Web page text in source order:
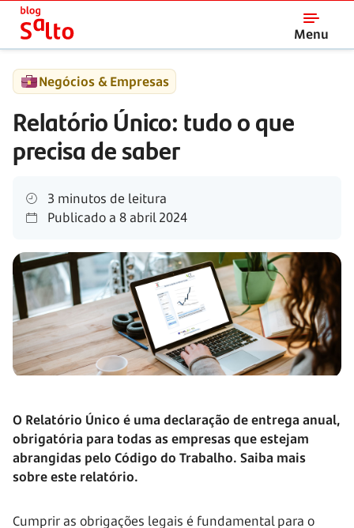
Menu
Salto
Negócios & Empresas
Relatório Único: tudo o que
precisa de saber
3 minutos de leitura
Publicado a 8 abril 2024
O Relatório Único é uma declaração de entrega anual,
obrigatória para todas as empresas que estejam
abrangidas pelo Código do Trabalho. Saiba mais
sobre este relatório.
Cumprir as obrigações legais é fundamental para o